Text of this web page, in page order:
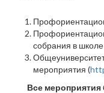
собрания в школе
мероприятия (
Все мероприятия